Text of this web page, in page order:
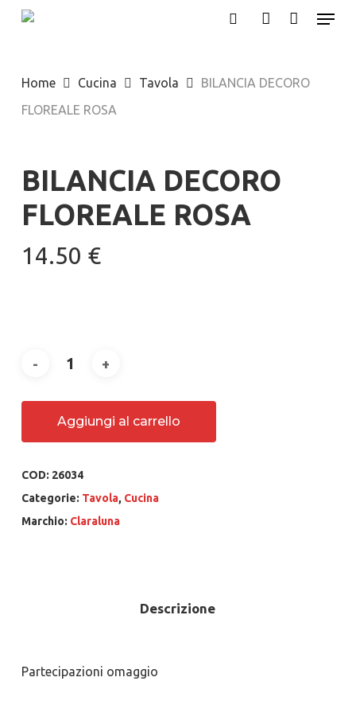
Skip
content
Menu
Home Cucina Tavola
BILANCIA DECORO
FLOREALE ROSA
BILANCIA DECORO
FLOREALE ROSA
14.50 €
Aggiungi al carrello
COD: 26034
Categorie: Tavola, Cucina
Marchio: Claraluna
Descrizione
Partecipazioni omaggio